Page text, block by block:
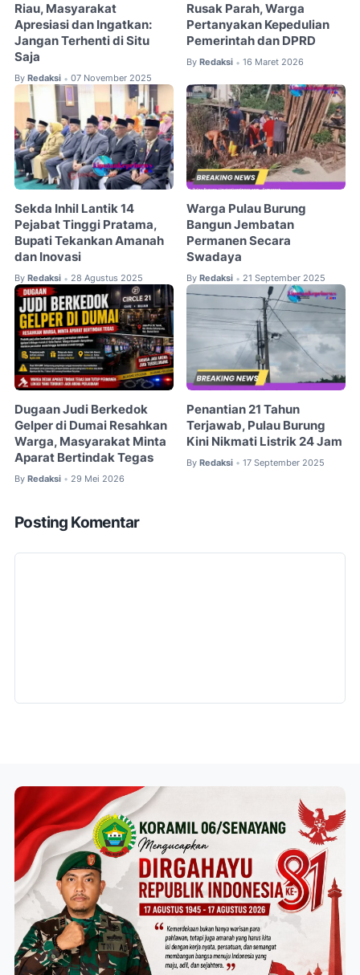
Riau, Masyarakat
Apresiasi dan Ingatkan:
Jangan Terhenti di Situ
Saja
By Redaksi • 07 November 2025
Rusak Parah, Warga
Pertanyakan Kepedulian
Pemerintah dan DPRD
By Redaksi • 16 Maret 2026
Sekda Inhil Lantik 14
Pejabat Tinggi Pratama,
Bupati Tekankan Amanah
dan Inovasi
By Redaksi • 28 Agustus 2025
Warga Pulau Burung
Bangun Jembatan
Permanen Secara
Swadaya
By Redaksi • 21 September 2025
Dugaan Judi Berkedok
Gelper di Dumai Resahkan
Warga, Masyarakat Minta
Aparat Bertindak Tegas
By Redaksi • 29 Mei 2026
Penantian 21 Tahun
Terjawab, Pulau Burung
Kini Nikmati Listrik 24 Jam
By Redaksi • 17 September 2025
Posting Komentar